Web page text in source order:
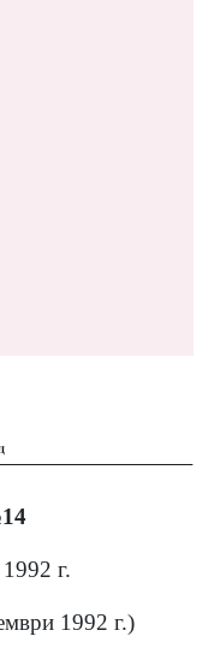
г.
1992 г.)